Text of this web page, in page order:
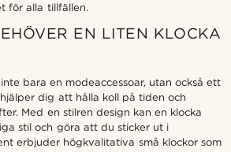
för alla tillfällen.
EN LITEN KLOCKA
bara en modeaccessoar, utan också ett
dig att hålla koll på tiden och
Med en stilren design kan en klocka
stil och göra att du sticker ut i
erbjuder högkvalitativa små klockor som